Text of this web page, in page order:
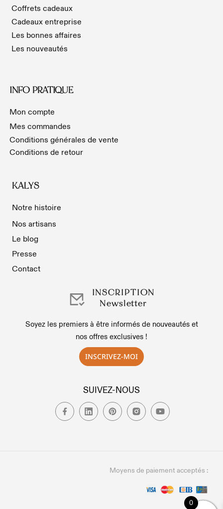
Coffrets cadeaux
Cadeaux entreprise
Les bonnes affaires
Les nouveautés
INFO PRATIQUE
Mon compte
Mes commandes
Conditions générales de vente
Conditions de retour
KALYS
Notre histoire
Nos artisans
Le blog
Presse
Contact
INSCRIPTION
Newsletter
Soyez les premiers à être informés de nouveautés et
nos offres exclusives !
INSCRIVEZ-MOI
SUIVEZ-NOUS
Moyens de paiement acceptés :
0